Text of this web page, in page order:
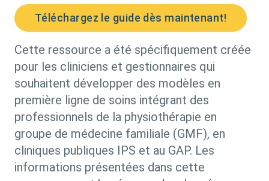
Téléchargez le guide dès maintenant!
Cette ressource a été spécifiquement créée
pour les cliniciens et gestionnaires qui
souhaitent développer des modèles en
première ligne de soins intégrant des
professionnels de la physiothérapie en
groupe de médecine familiale (GMF), en
cliniques publiques IPS et au GAP. Les
informations présentées dans cette